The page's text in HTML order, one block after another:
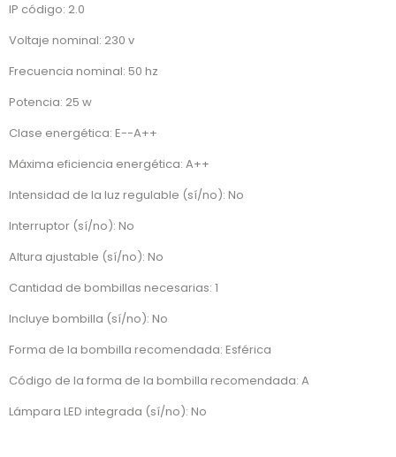
IP código: 2.0
Voltaje nominal: 230 v
Frecuencia nominal: 50 hz
Potencia: 25 w
Clase energética: E--A++
Máxima eficiencia energética: A++
Intensidad de la luz regulable (sí/no): No
Interruptor (sí/no): No
Altura ajustable (sí/no): No
Cantidad de bombillas necesarias: 1
Incluye bombilla (sí/no): No
Forma de la bombilla recomendada: Esférica
Código de la forma de la bombilla recomendada: A
Lámpara LED integrada (sí/no): No